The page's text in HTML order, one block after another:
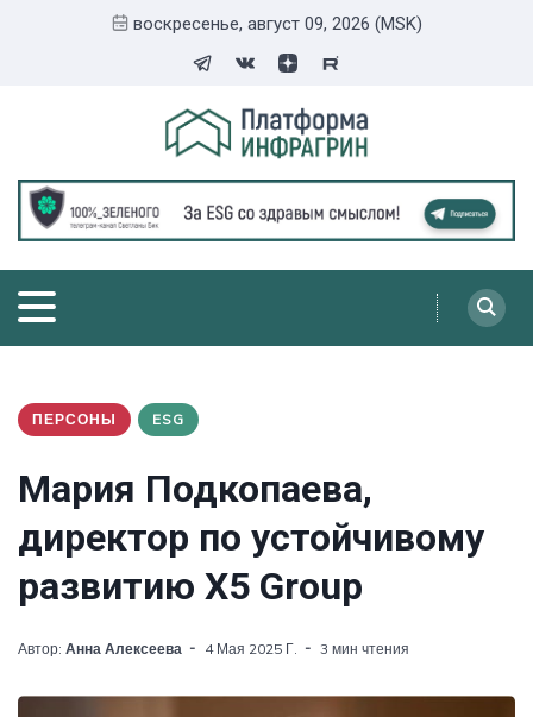
воскресенье, август 09, 2026 (MSK)
ПЕРСОНЫ ESG
Мария Подкопаева,
директор по устойчивому
развитию Х5 Group
Автор: Анна Алексеева 4 Мая 2025 Г. 3 мин чтения